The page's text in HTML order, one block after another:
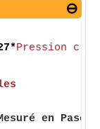
Pression
en